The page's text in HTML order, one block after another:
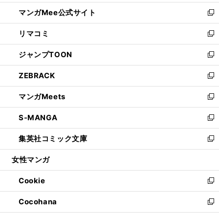
開
く
ン
ド
ウ
で
開
く
ウ
ィ
ン
ド
ウ
で
開
く
し
い
ウ
ィ
ン
ド
ウ
で
開
く
マンガMee公式サイト
新
し
い
ウ
ィ
ン
ド
ウ
で
開
く
リマコミ
新
し
い
ウ
ィ
ン
ド
ウ
で
開
く
ジャンプTOON
新
し
い
ウ
ィ
ン
ド
ウ
で
開
ZEBRACK
新
し
い
ウ
ィ
ン
ド
ウ
開
く
マンガMeets
新
し
い
ウ
ィ
ン
ウ
で
開
く
S-MANGA
新
し
い
ウ
ン
ド
ウ
で
開
集英社コミック文庫
新
し
ウ
ィ
ン
ド
ウ
女性マンガ
Cookie
新
し
い
ウ
Cocohana
新
し